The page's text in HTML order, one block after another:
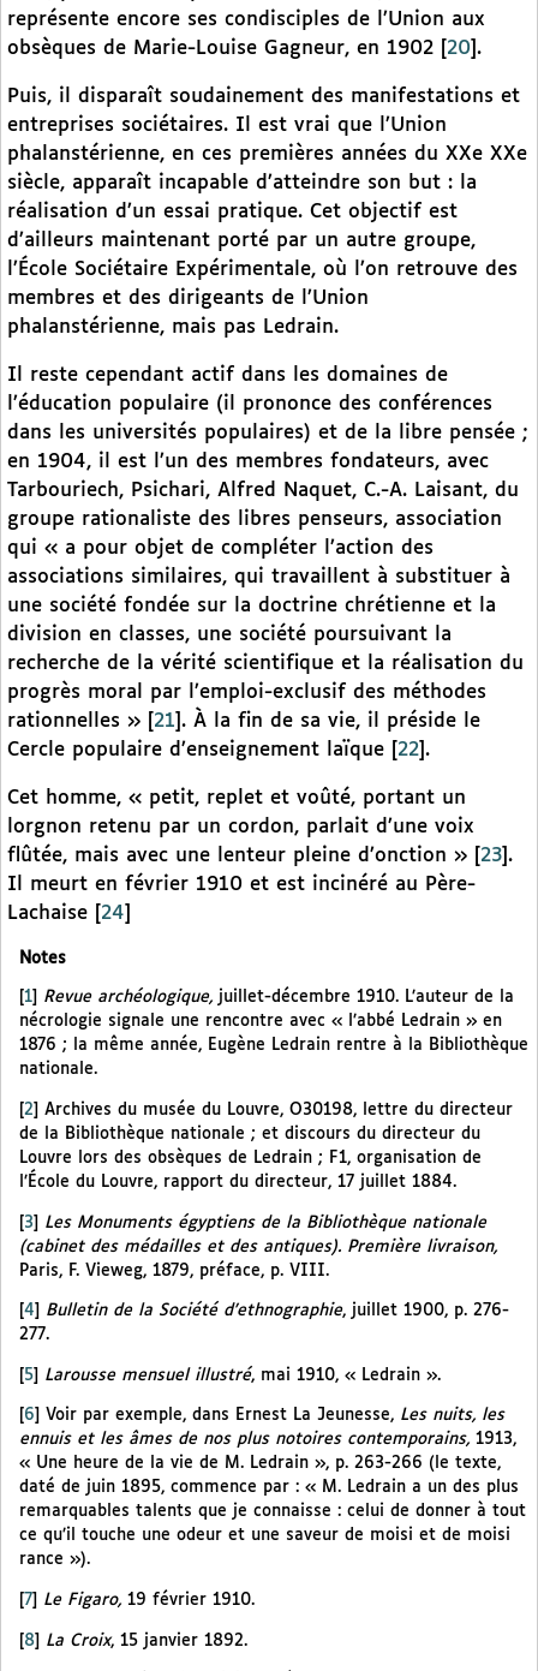
représente encore ses condisciples de l’Union aux
obsèques de Marie-Louise Gagneur, en 1902
20 .
Puis, il disparaît soudainement des manifestations et
entreprises sociétaires. Il est vrai que l’Union
phalanstérienne, en ces premières années du XXe XXe
siècle, apparaît incapable d’atteindre son but : la
réalisation d’un essai pratique. Cet objectif est
d’ailleurs maintenant porté par un autre groupe,
l’École Sociétaire Expérimentale, où l’on retrouve des
membres et des dirigeants de l’Union
phalanstérienne, mais pas Ledrain.
Il reste cependant actif dans les domaines de
l’éducation populaire (il prononce des conférences
dans les universités populaires) et de la libre pensée ;
en 1904, il est l’un des membres fondateurs, avec
Tarbouriech, Psichari, Alfred Naquet, C.-A. Laisant, du
groupe rationaliste des libres penseurs, association
qui « a pour objet de compléter l’action des
associations similaires, qui travaillent à substituer à
une société fondée sur la doctrine chrétienne et la
division en classes, une société poursuivant la
recherche de la vérité scientifique et la réalisation du
progrès moral par l’emploi-exclusif des méthodes
rationnelles »
21 . À la fin de sa vie, il préside le
Cercle populaire d’enseignement laïque
22 .
Cet homme, « petit, replet et voûté, portant un
lorgnon retenu par un cordon, parlait d’une voix
flûtée, mais avec une lenteur pleine d’onction »
23 .
Il meurt en février 1910 et est incinéré au Père-
Lachaise
24
Notes
1 Revue archéologique, juillet-décembre 1910. L’auteur de la
nécrologie signale une rencontre avec « l’abbé Ledrain » en
1876 ; la même année, Eugène Ledrain rentre à la Bibliothèque
nationale.
2
Archives du musée du Louvre, O30198, lettre du directeur
de la Bibliothèque nationale ; et discours du directeur du
Louvre lors des obsèques de Ledrain ; F1, organisation de
l’École du Louvre, rapport du directeur, 17 juillet 1884.
[3] Les Monuments égyptiens de la Bibliothèque nationale
(cabinet des médailles et des antiques). Première livraison,
Paris, F. Vieweg, 1879, préface, p. VIII.
4 Bulletin de la Société d’ethnographie, juillet 1900, p. 276-
277.
[5] Larousse mensuel illustré, mai 1910, « Ledrain ».
6 Voir par exemple, dans Ernest La Jeunesse, Les nuits, les
ennuis et les âmes de nos plus notoires contemporains, 1913,
« Une heure de la vie de M. Ledrain », p. 263-266 (le texte,
daté de juin 1895, commence par : « M. Ledrain a un des plus
remarquables talents que je connaisse : celui de donner à tout
ce qu’il touche une odeur et une saveur de moisi et de moisi
rance »).
7 Le Figaro, 19 février 1910.
[8] La Croix, 15 janvier 1892.